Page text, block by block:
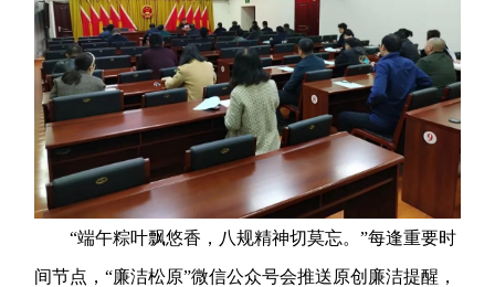
“端午粽叶飘悠香，八规精神切莫忘。”每逢重要时
间节点，“廉洁松原”微信公众号会推送原创廉洁提醒，